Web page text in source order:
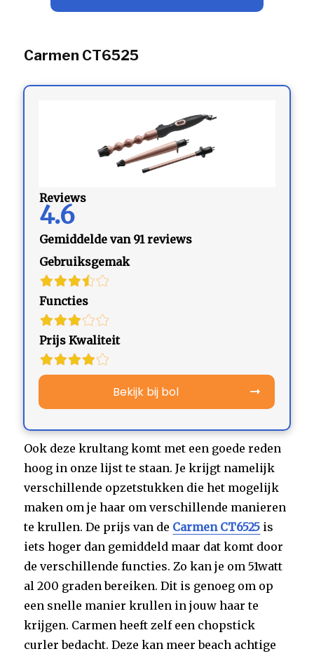
Carmen CT6525
Reviews
4.6
Gemiddelde van 91 reviews
Gebruiksgemak
Functies
Prijs Kwaliteit
Bekijk bij bol
Ook deze krultang komt met een goede reden
hoog in onze lijst te staan. Je krijgt namelijk
verschillende opzetstukken die het mogelijk
maken om je haar om verschillende manieren
te krullen. De prijs van de Carmen CT6525 is
iets hoger dan gemiddeld maar dat komt door
de verschillende functies. Zo kan je om 51watt
al 200 graden bereiken. Dit is genoeg om op
een snelle manier krullen in jouw haar te
krijgen. Carmen heeft zelf een chopstick
curler bedacht. Deze kan meer beach achtige